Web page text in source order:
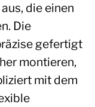
die einen
Die
gefertigt
montieren,
mit dem